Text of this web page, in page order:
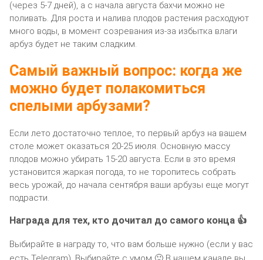
(через 5-7 дней), а с начала августа бахчи можно не
поливать. Для роста и налива плодов растения расходуют
много воды, в момент созревания из-за избытка влаги
арбуз будет не таким сладким.
Самый важный вопрос: когда же
можно будет полакомиться
спелыми арбузами?
Если лето достаточно теплое, то первый арбуз на вашем
столе может оказаться 20-25 июля. Основную массу
плодов можно убирать 15-20 августа. Если в это время
установится жаркая погода, то не торопитесь собрать
весь урожай, до начала сентября ваши арбузы еще могут
подрасти.
Награда для тех, кто дочитал до самого конца 👍
Выбирайте в награду то, что вам больше нужно (если у вас